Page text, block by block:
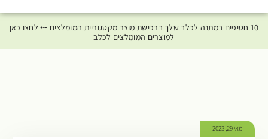
10 חטיפים במתנה לכלב שלך ברכישת מוצר מקטגוריית המומלצים ⤎ לחצו כאן
למוצרים המומלצים לכלב
מאי 29, 2023